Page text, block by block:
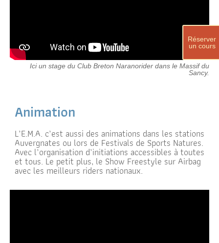
Réserver
un cours
Ici un stage du Club Breton Naranorider dans le Massif du
Sancy.
Animation
L’E.M.A. c’est aussi des animations dans les stations
Auvergnates ou lors de Festivals de Sports Natures.
Avec l’organisation d’initiations accessibles à toutes
et tous. Le petit plus, le Show Freestyle sur Airbag
avec les meilleurs riders nationaux.